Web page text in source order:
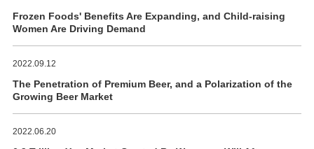
Frozen Foods' Benefits Are Expanding, and Child-raising
Women Are Driving Demand
2022.09.12
The Penetration of Premium Beer, and a Polarization of the
Growing Beer Market
2022.06.20